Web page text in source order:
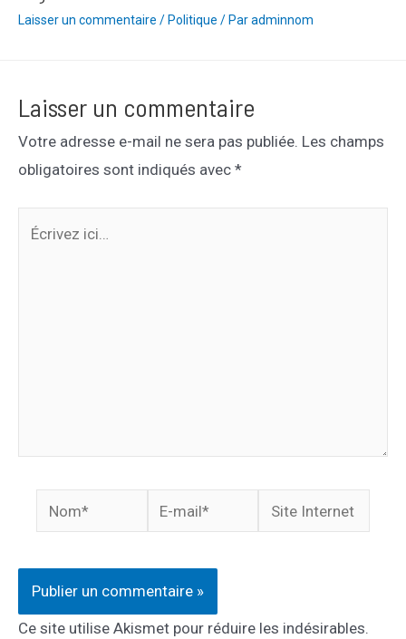
Laisser un commentaire / Politique / Paradminnom
Laisser un commentaire
Votre adresse e-mail ne sera pas publiée. Les champs
obligatoires sont indiqués avec *
Nom*
mail*
Site
Internet
Ce site utilise Akismet pour réduire les indésirables.